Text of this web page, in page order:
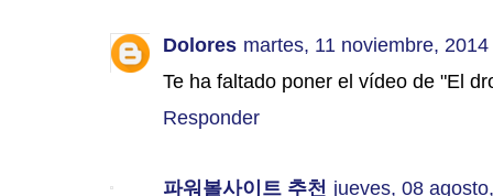
Dolores martes, 11 noviembre, 2014
Te ha faltado poner el vídeo de "El
Responder
파워볼사이트 추천 jueves, 08